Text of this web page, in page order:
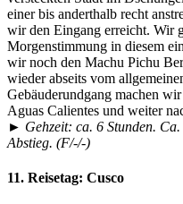
einer bis anderthalb recht
wir den Eingang erreicht. Wir
Morgenstimmung in diesem
wir noch den Machu Pichu
wieder abseits vom
Gebäuderundgang machen
Aguas Calientes und weiter
► Gehzeit: ca. 6 Stunden.
Abstieg. (F/-/-)
11. Reisetag: Cusco